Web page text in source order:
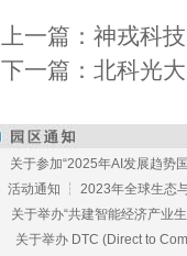
上一篇：神戎科
下一篇：北科光
关于参加“2025年AI发展趋势
活动通知 ┆ 2023年全球生态
关于举办“共建智能经济产业
关于举办 DTC (Direct to